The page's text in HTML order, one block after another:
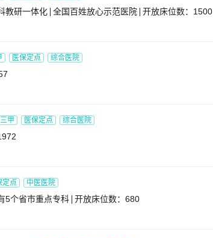
教研一体化 全国百姓放心示范医院 开放床位数：1500
医保定点 综合医院
三甲 医保定点 综合医院
定点 中医医院
5个省市重点专科 开放床位数：680